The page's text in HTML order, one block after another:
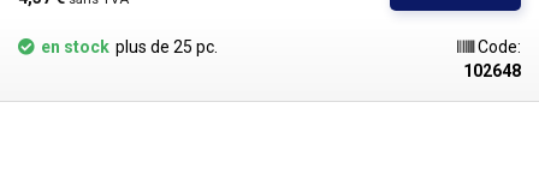
les champs non soudables et les PCB universels de notre gamme.
Longueur totale : 20 cm
en stock plus de 25 pc.
Code:
102648